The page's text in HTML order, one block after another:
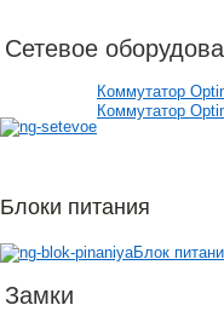
Сетевое
Коммутатор
Коммутатор
Блоки питания
Блок
Замки